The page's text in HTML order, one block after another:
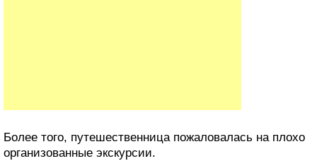
Более того, путешественница пожаловалась на плохо
организованные экскурсии.